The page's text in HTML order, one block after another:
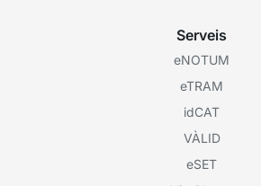
Serveis
eNOTUM
eTRAM
idCAT
VÀLID
eSET